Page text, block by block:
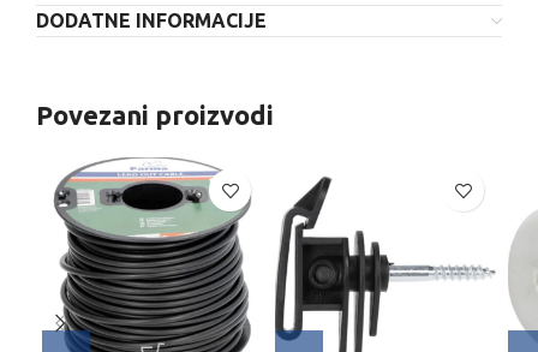
DODATNE INFORMACIJE
Povezani proizvodi